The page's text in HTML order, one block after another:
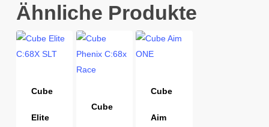
Ähnliche Produkte
Cube
Elite
Cube
Cube
Aim